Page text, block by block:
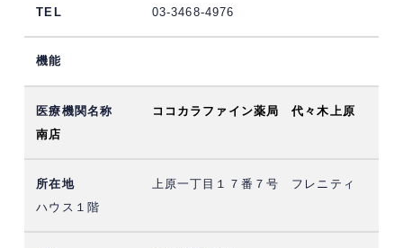
03-3468-4976
ココカラファイン薬局 代々木上原
南店
上原一丁目１７番７号 フレニティ
ハウス１階